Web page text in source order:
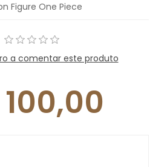
Figure One Piece
a comentar este produto